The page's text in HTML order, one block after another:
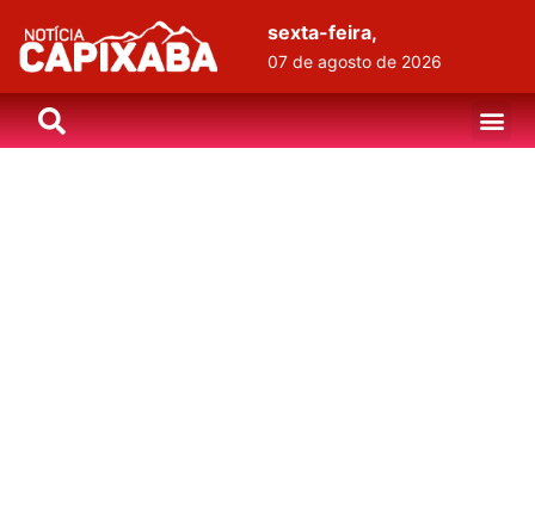
sexta-feira,
07 de agosto de 2026